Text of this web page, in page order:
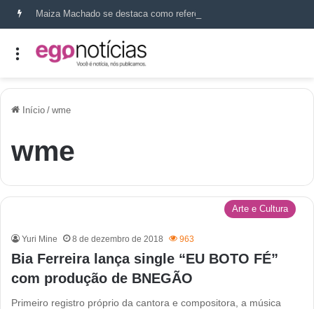
Início / wme
wme
Arte e Cultura
Yuri Mine 8 de dezembro de 2018 963
Bia Ferreira lança single “EU BOTO FÉ”
com produção de BNEGÃO
Primeiro registro próprio da cantora e compositora, a música